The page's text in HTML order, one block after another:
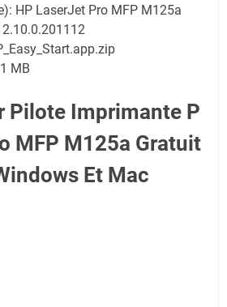
HP LaserJet Pro MFP M125a
MB
Pilote Imprimante P
MFP M125a Gratuit
Et Mac